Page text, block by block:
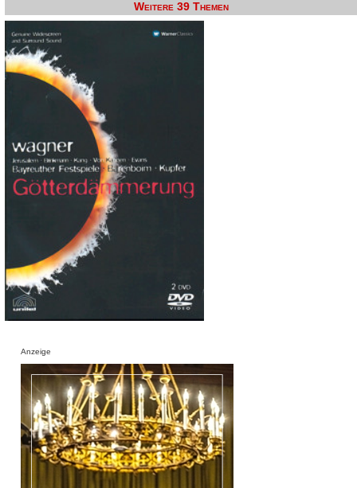
Weitere 39 Themen
Anzeige